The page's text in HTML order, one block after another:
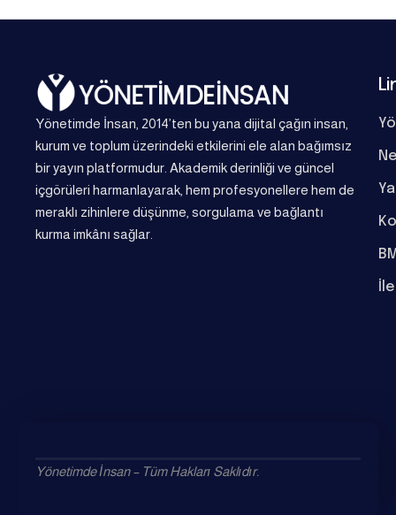
Yönetimde İnsan, 2014’ten bu yana dijital çağın insan,
kurum ve toplum üzerindeki etkilerini ele alan bağımsız
bir yayın platformudur. Akademik derinliği ve güncel
içgörüleri harmanlayarak, hem profesyonellere hem de
meraklı zihinlere düşünme, sorgulama ve bağlantı
kurma imkânı sağlar.
Yönetimde İnsan – Tüm Hakları Saklıdır.